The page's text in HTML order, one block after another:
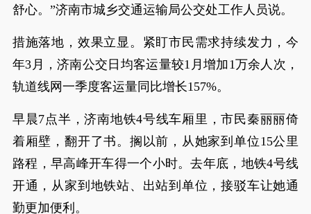
舒心。”济南市城乡交通运输局公交处工作人员说。
措施落地，效果立显。紧盯市民需求持续发力，今
年3月，济南公交日均客运量较1月增加1万余人次，
轨道线网一季度客运量同比增长157%。
早晨7点半，济南地铁4号线车厢里，市民秦丽丽倚
着厢壁，翻开了书。搁以前，从她家到单位15公里
路程，早高峰开车得一个小时。去年底，地铁4号线
开通，从家到地铁站、出站到单位，接驳车让她通
勤更加便利。